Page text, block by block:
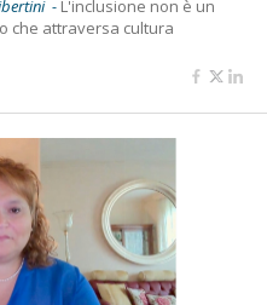
- L'inclusione non è un
che attraversa cultura